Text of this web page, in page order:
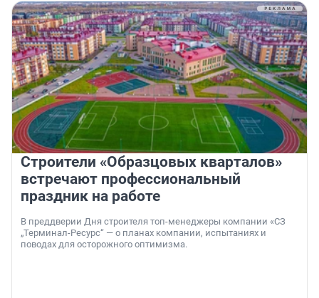
Строители «Образцовых кварталов»
встречают профессиональный
праздник на работе
В преддверии Дня строителя топ-менеджеры компании «СЗ
„Терминал-Ресурс“ — о планах компании, испытаниях и
поводах для осторожного оптимизма.